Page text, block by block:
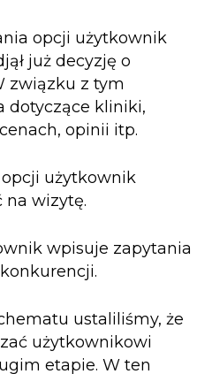
opcji użytkownik
już decyzję o
związku z tym
dotyczące kliniki,
opinii itp.
użytkownik
na wizytę.
wpisuje zapytania
ustaliliśmy, że
użytkownikowi
etapie. W ten